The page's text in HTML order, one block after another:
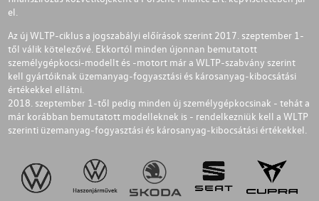
el.
Az új WLTP-ciklus a jogszabályi előírások szerint 2017. szeptember 1-
től válik kötelezővé. Ekkortól minden újonnan bemutatott
személygépkocsi-modellt és -motort már a WLTP-szabvány szerint
kell gyártóiknak üzemanyag-fogyasztási és károsanyag-kibocsátási
értékekkel ellátni.
2018. szeptember 1-től pedig minden új személygépkocsinak - tehát a
már korábban bemutatott modelleknek is - rendelkezniük kell a WLTP
szerinti üzemanyag-fogyasztási és károsanyag-kibocsátási értékekkel.